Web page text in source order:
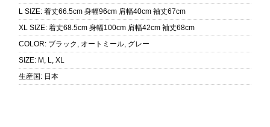
L SIZE: 着丈66.5cm 身幅96cm 肩幅40cm 袖丈67cm
XL SIZE: 着丈68.5cm 身幅100cm 肩幅42cm 袖丈68cm
COLOR: ブラック, オートミール, グレー
SIZE: M, L, XL
生産国: 日本